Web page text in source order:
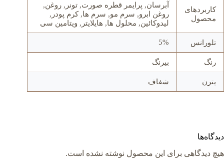
کاربردهای
محصول
آبرسان, پرایمر قطره صورت, تونر, روغن,
روغن ابرو, سرم مو, سرم ها, کرم پودر,
لیدوکائین, محلول ها, هایلایتر, ویتامین سی
تلورانس 5%
رنگ بیرنگ
پترن شفاف
دیدگاه‌ها
هیچ دیدگاهی برای این محصول نوشته نشده است.